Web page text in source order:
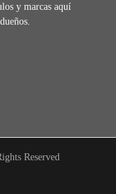
y marcas aquí
Reserved